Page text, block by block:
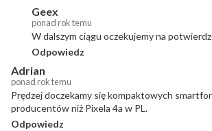
Geex
ponad rok temu
W dalszym ciągu oczekujemy na
Odpowiedz
Adrian
ponad rok temu
Prędzej doczekamy się kompaktowych
producentów niż Pixela 4a w PL.
Odpowiedz